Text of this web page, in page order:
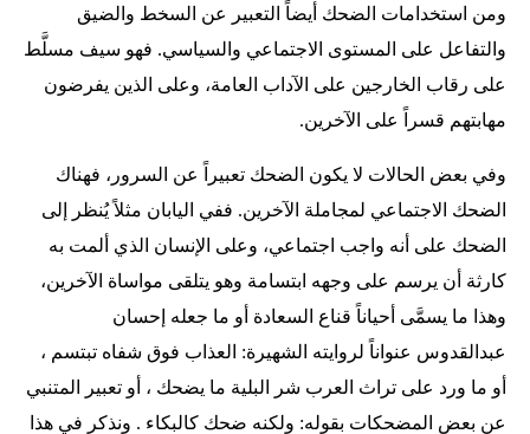
ومن استخدامات الضحك أيضاً التعبير عن السخط والضيق
والتفاعل على المستوى الاجتماعي والسياسي. فهو سيف مسلَّط
على رقاب الخارجين على الآداب العامة، وعلى الذين يفرضون
مهابتهم قسراً على الآخرين.
وفي بعض الحالات لا يكون الضحك تعبيراً عن السرور، فهناك
الضحك الاجتماعي لمجاملة الآخرين. ففي اليابان مثلاً يُنظر إلى
الضحك على أنه واجب اجتماعي، وعلى الإنسان الذي ألمت به
كارثة أن يرسم على وجهه ابتسامة وهو يتلقى مواساة الآخرين،
وهذا ما يسمَّى أحياناً قناع السعادة أو ما جعله إحسان
عبدالقدوس عنواناً لروايته الشهيرة: العذاب فوق شفاه تبتسم ،
أو ما ورد على تراث العرب شر البلية ما يضحك ، أو تعبير المتنبي
عن بعض المضحكات بقوله: ولكنه ضحك كالبكاء . ونذكر في هذا